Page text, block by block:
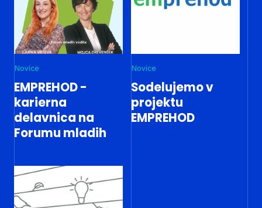
Novice
EMPREHOD -
karierna
delavnica na
Forumu mladih
Novice
Sodelujemo v
projektu
EMPREHOD